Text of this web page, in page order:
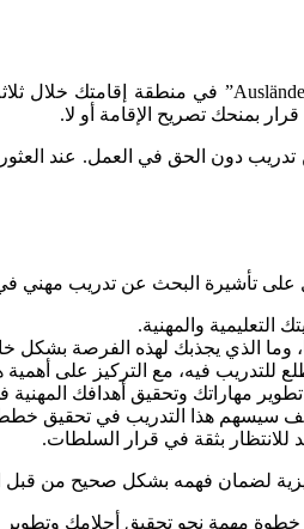
بمنحك تصريح الإقامة أو لا.
دون الحق في العمل. عند
تأشيرة البحث عن تدريب مهني في
والمهنية.
وما الذي يجذبك لهذه الفرصة بشكل
للتدريب فيه، مع التركيز على أهمية
مهاراتك وتحقيق أهدافك المهنية في
وكيف سيسهم هذا التدريب في تحقيق
للانتظار بثقة في قرار السلطات.
لضمان فهمه بشكل صحيح من قبل
مهمة نحو تحقيق أحلامك